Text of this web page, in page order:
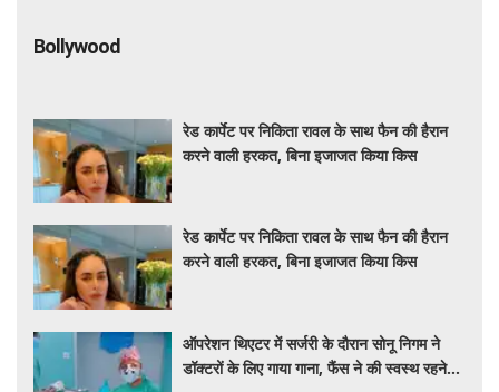
Bollywood
रेड कार्पेट पर निकिता रावल के साथ फैन की हैरान
करने वाली हरकत, बिना इजाजत किया किस
रेड कार्पेट पर निकिता रावल के साथ फैन की हैरान
करने वाली हरकत, बिना इजाजत किया किस
ऑपरेशन थिएटर में सर्जरी के दौरान सोनू निगम ने
डॉक्टरों के लिए गाया गाना, फैंस ने की स्वस्थ रहने